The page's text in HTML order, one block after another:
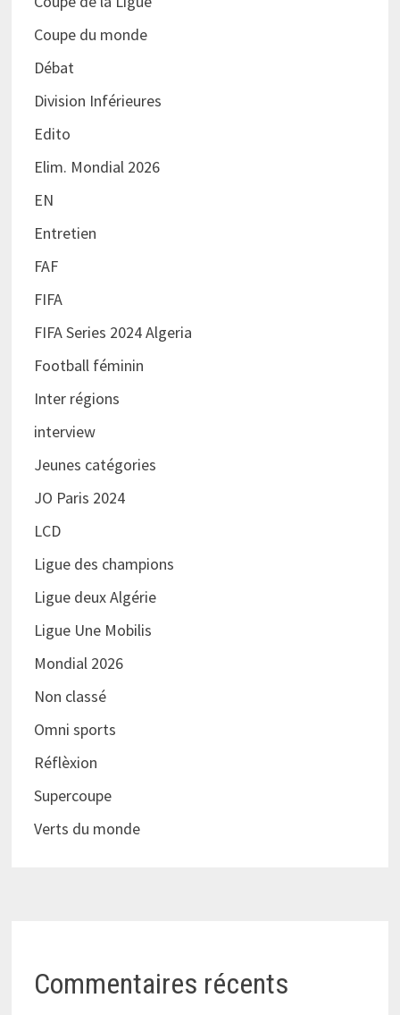
Coupe du monde
Débat
Division Inférieures
Edito
Elim. Mondial 2026
EN
Entretien
FAF
FIFA
FIFA Series 2024 Algeria
Football féminin
Inter régions
interview
Jeunes catégories
JO Paris 2024
LCD
Ligue des champions
Ligue deux Algérie
Ligue Une Mobilis
Mondial 2026
Non classé
Omni sports
Réflèxion
Supercoupe
Verts du monde
Commentaires récents